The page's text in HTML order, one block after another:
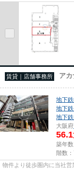
尚、弊社ではおとり広告は
賃貸｜店舗事務所 ア
地下
地下
地下
大阪府
56.1
築年
階数
物件より徒歩圏内に当社